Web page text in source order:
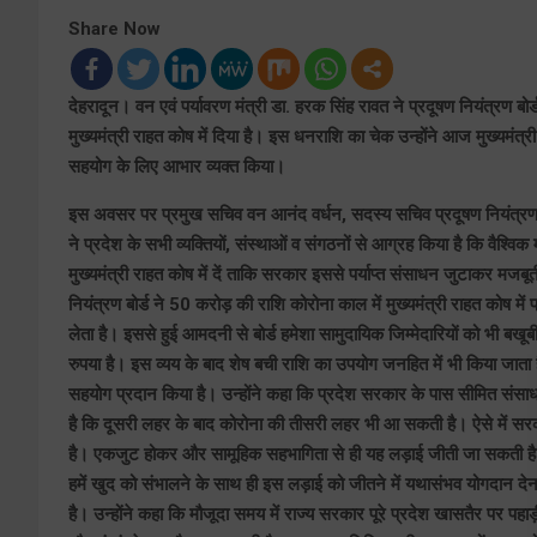
Share Now
देहरादून। वन एवं पर्यावरण मंत्री डा. हरक सिंह रावत ने प्रदूषण नियंत्रण
मुख्यमंत्री राहत कोष में दिया है। इस धनराशि का चेक उन्होंने आज
सहयोग के लिए आभार व्यक्त किया।
इस अवसर पर प्रमुख सचिव वन आनंद वर्धन, सदस्य सचिव प्रदूषण नियंत्रण
ने प्रदेश के सभी व्यक्तियों, संस्थाओं व संगठनों से आग्रह किया है कि
मुख्यमंत्री राहत कोष में दें ताकि सरकार इससे पर्याप्त संसाधन जुटाकर
नियंत्रण बोर्ड ने 50 करोड़ की राशि कोरोना काल में मुख्यमंत्री राहत
लेता है। इससे हुई आमदनी से बोर्ड हमेशा सामुदायिक जिम्मेदारियों को भी
रुपया है। इस व्यय के बाद शेष बची राशि का उपयोग जनहित में भी किया
सहयोग प्रदान किया है। उन्होंने कहा कि प्रदेश सरकार के पास सीमित
है कि दूसरी लहर के बाद कोरोना की तीसरी लहर भी आ सकती है। ऐसे में
है। एकजुट होकर और सामूहिक सहभागिता से ही यह लड़ाई जीती जा सकती
हमें खुद को संभालने के साथ ही इस लड़ाई को जीतने में यथासंभव योगदान
है। उन्होंने कहा कि मौजूदा समय में राज्य सरकार पूरे प्रदेश खासतैर पर